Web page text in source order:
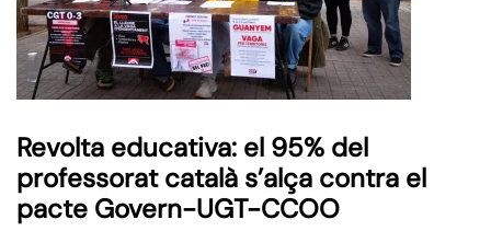
Revolta educativa: el 95% del
professorat català s’alça contra el
pacte Govern-UGT-CCOO